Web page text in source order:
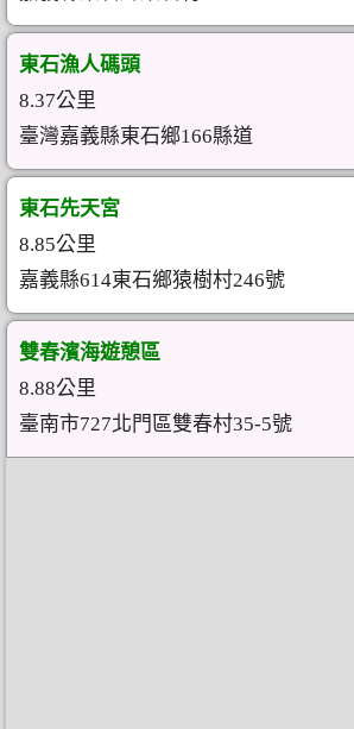
東石漁人碼頭
8.37公里
臺灣嘉義縣東石鄉166縣道
東石先天宮
8.85公里
嘉義縣614東石鄉猿樹村246號
雙春濱海遊憩區
8.88公里
臺南市727北門區雙春村35-5號